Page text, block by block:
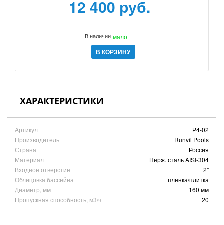
12 400 руб.
В наличии мало
В КОРЗИНУ
ХАРАКТЕРИСТИКИ
Артикул
Р4-02
Производитель
Runvil Pools
Страна
Россия
Материал
Нерж. сталь AISI-304
Входное отверстие
2"
Облицовка бассейна
пленка/плитка
Диаметр, мм
160 мм
Пропускная способность, м3/ч
20